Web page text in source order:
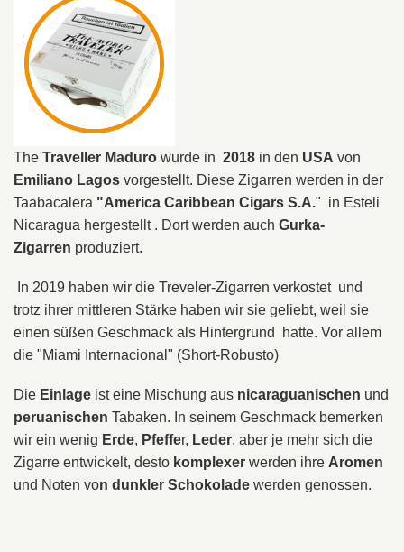
The Traveller Maduro wurde in 2018 in den USA von
Emiliano Lagos vorgestellt. Diese Zigarren werden in der
Taabacalera "America Caribbean Cigars S.A." in Esteli
Nicaragua hergestellt . Dort werden auch Gurka-
Zigarren produziert.
In 2019 haben wir die Treveler-Zigarren verkostet und
trotz ihrer mittleren Stärke haben wir sie geliebt, weil sie
einen süßen Geschmack als Hintergrund hatte. Vor allem
die "Miami Internacional" (Short-Robusto)
Die Einlage ist eine Mischung aus nicaraguanischen und
peruanischen Tabaken. In seinem Geschmack bemerken
wir ein wenig Erde, Pfeffer, Leder, aber je mehr sich die
Zigarre entwickelt, desto komplexer werden ihre Aromen
und Noten von dunkler Schokolade werden genossen.